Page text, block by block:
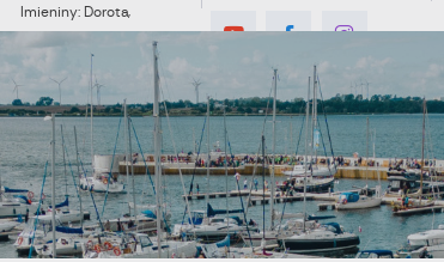
Imieniny: Dorota,
Konrad, Kajetan
MIESZKANIEC TURYSTYKA
nr 21/2016